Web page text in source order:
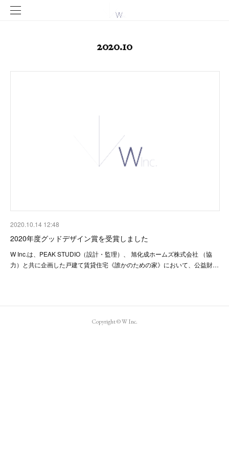
2020.10
2020.10.14 12:48
2020年度グッドデザイン賞を受賞しました
W Inc.は、PEAK STUDIO（設計・監理）、 旭化成ホームズ株式会社 （協
力）と共に企画した戸建て賃貸住宅《誰かのための家》において、公益財…
Copyright © W Inc.